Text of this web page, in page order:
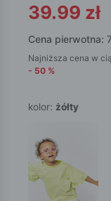
39.99 zł
Cena pierwotna:
Najniższa cena w
- 50 %
kolor: żółty